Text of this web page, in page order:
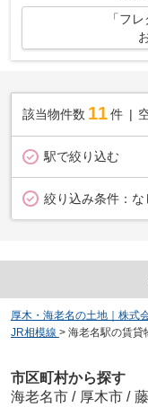
「フ
該当物件数 11件
駅で絞り込む
絞り込み条件： な
厚木・海老名の土地｜株式
JR相模線 > 海老名駅の賃貸
市区町村から探す
海老名市 / 厚木市 /